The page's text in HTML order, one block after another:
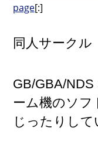
page[:]
同人サークル
GB/GBA/
ーム機のソフ
じったりして